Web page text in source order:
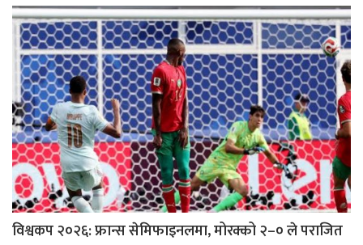
विश्वकप २०२६: फ्रान्स सेमिफाइनलमा, मोरक्को २–० ले पराजित